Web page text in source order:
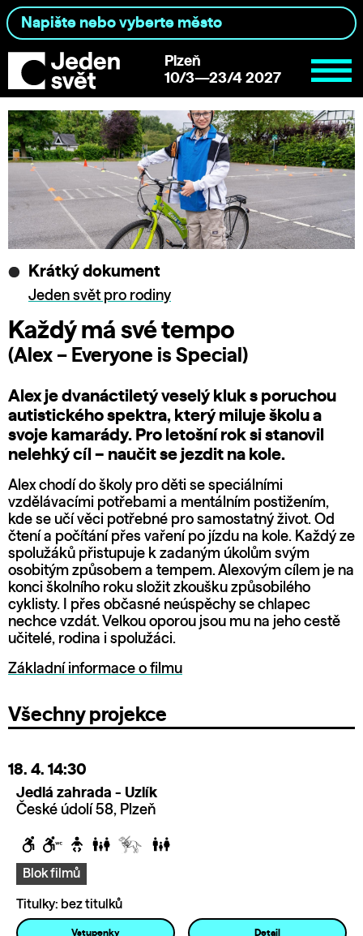
Plzeň
10/3—23/4 2027
Krátký dokument
Jeden svět pro rodiny
Každý má své tempo
(Alex – Everyone is Special)
Alex je dvanáctiletý veselý kluk s poruchou
autistického spektra, který miluje školu a
svoje kamarády. Pro letošní rok si stanovil
nelehký cíl – naučit se jezdit na kole.
Alex chodí do školy pro děti se speciálními
vzdělávacími potřebami a mentálním postižením,
kde se učí věci potřebné pro samostatný život. Od
čtení a počítání přes vaření po jízdu na kole. Každý ze
spolužáků přistupuje k zadaným úkolům svým
osobitým způsobem a tempem. Alexovým cílem je na
konci školního roku složit zkoušku způsobilého
cyklisty. I přes občasné neúspěchy se chlapec
nechce vzdát. Velkou oporou jsou mu na jeho cestě
učitelé, rodina i spolužáci.
Základní informace o filmu
Všechny projekce
18. 4. 14:30
Jedlá zahrada - Uzlík
České údolí 58, Plzeň
Blok filmů
Titulky: bez titulků
Vstupenky Detail